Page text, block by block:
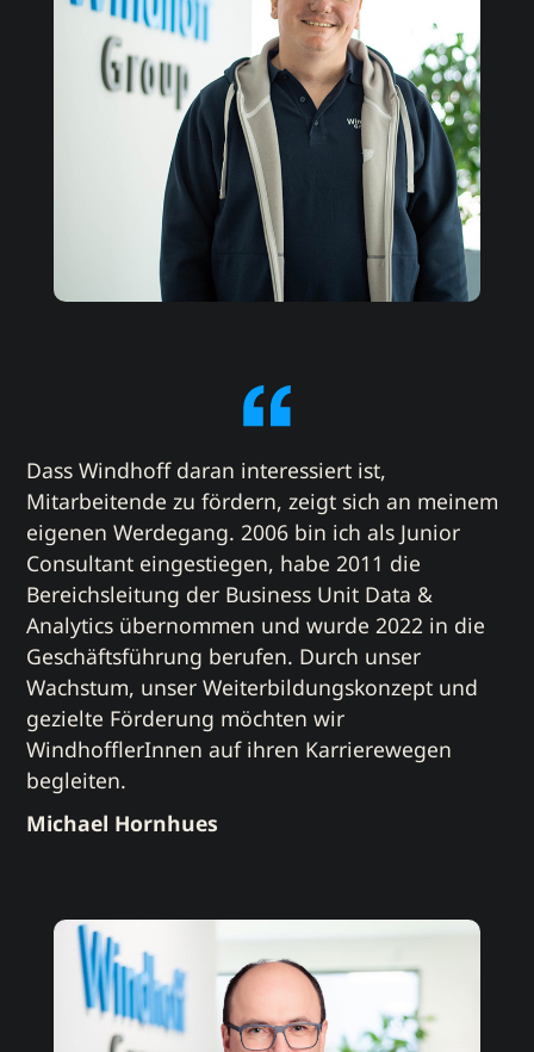
Dass Windhoff daran interessiert ist,
Mitarbeitende zu fördern, zeigt sich an meinem
eigenen Werdegang. 2006 bin ich als Junior
Consultant eingestiegen, habe 2011 die
Bereichsleitung der Business Unit Data &
Analytics übernommen und wurde 2022 in die
Geschäftsführung berufen. Durch unser
Wachstum, unser Weiterbildungskonzept und
gezielte Förderung möchten wir
WindhofflerInnen auf ihren Karrierewegen
begleiten.
Michael Hornhues